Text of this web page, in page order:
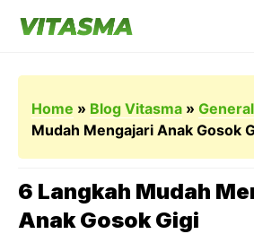
Home » Blog Vitasma » General
Mudah Mengajari Anak Gosok
6 Langkah Mudah
Anak Gosok Gigi